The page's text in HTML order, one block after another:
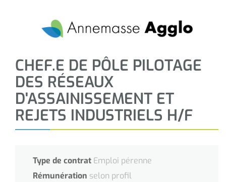
CHEF.E DE PÔLE PILOTAGE
DES RÉSEAUX
D'ASSAINISSEMENT ET
REJETS INDUSTRIELS H/F
Type de contrat Emploi pérenne
Rémunération selon profil